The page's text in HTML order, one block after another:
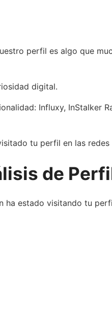
perfil es algo que
digital.
Influxy, InStalker
tu perfil en las redes
de
ha estado visitando tu